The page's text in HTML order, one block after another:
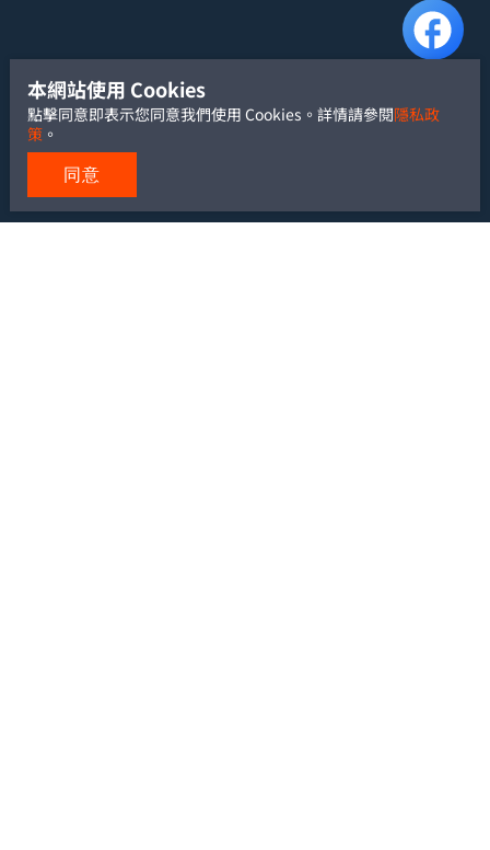
本網站使用 Cookies
點擊同意即表示您同意我們使用 Cookies。詳情請參閱隱私政
策。
同意